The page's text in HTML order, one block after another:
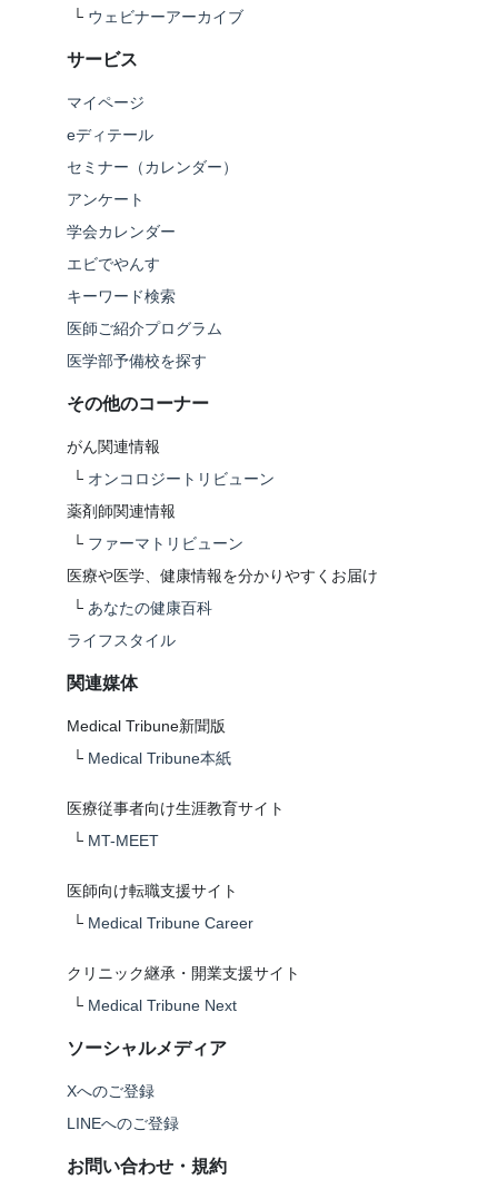
└ ウェビナーアーカイブ
サービス
マイページ
eディテール
セミナー（カレンダー）
アンケート
学会カレンダー
エビでやんす
キーワード検索
医師ご紹介プログラム
医学部予備校を探す
その他のコーナー
がん関連情報
└ オンコロジートリビューン
薬剤師関連情報
└ ファーマトリビューン
医療や医学、健康情報を分かりやすくお届け
└ あなたの健康百科
ライフスタイル
関連媒体
Medical Tribune新聞版
└ Medical Tribune本紙
医療従事者向け生涯教育サイト
└ MT-MEET
医師向け転職支援サイト
└ Medical Tribune Career
クリニック継承・開業支援サイト
└ Medical Tribune Next
ソーシャルメディア
Xへのご登録
LINEへのご登録
お問い合わせ・規約